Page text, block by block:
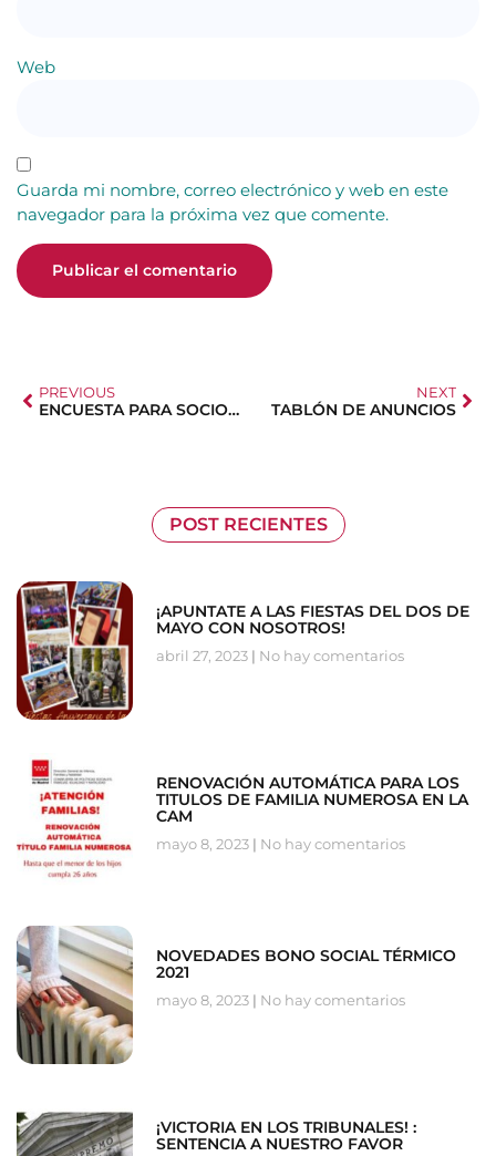
Web
Guarda mi nombre, correo electrónico y web en este
navegador para la próxima vez que comente.
PREVIOUS
ENCUESTA PARA SOCIOS AFAN ZONA NORTE
NEXT
TABLÓN DE ANUNCIOS
POST RECIENTES
¡APUNTATE A LAS FIESTAS DEL DOS DE
MAYO CON NOSOTROS!
abril 27, 2023 No hay comentarios
RENOVACIÓN AUTOMÁTICA PARA LOS
TITULOS DE FAMILIA NUMEROSA EN LA
CAM
mayo 8, 2023 No hay comentarios
NOVEDADES BONO SOCIAL TÉRMICO
2021
mayo 8, 2023 No hay comentarios
¡VICTORIA EN LOS TRIBUNALES! :
SENTENCIA A NUESTRO FAVOR